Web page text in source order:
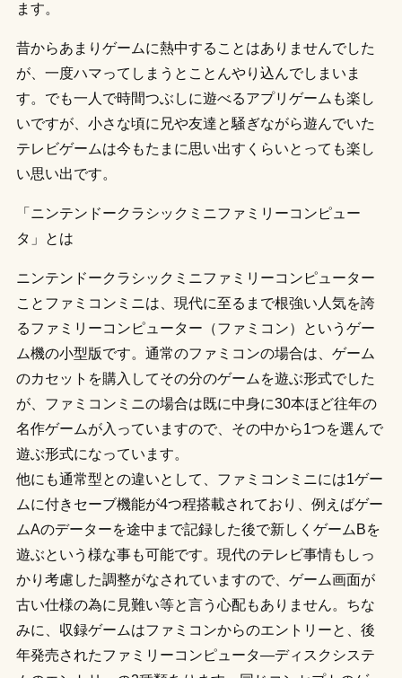
ます。
昔からあまりゲームに熱中することはありませんでした
が、一度ハマってしまうとことんやり込んでしまいま
す。でも一人で時間つぶしに遊べるアプリゲームも楽し
いですが、小さな頃に兄や友達と騒ぎながら遊んでいた
テレビゲームは今もたまに思い出すくらいとっても楽し
い思い出です。
「ニンテンドークラシックミニファミリーコンピュー
タ」とは
ニンテンドークラシックミニファミリーコンピューター
ことファミコンミニは、現代に至るまで根強い人気を誇
るファミリーコンピューター（ファミコン）というゲー
ム機の小型版です。通常のファミコンの場合は、ゲーム
のカセットを購入してその分のゲームを遊ぶ形式でした
が、ファミコンミニの場合は既に中身に30本ほど往年の
名作ゲームが入っていますので、その中から1つを選んで
遊ぶ形式になっています。
他にも通常型との違いとして、ファミコンミニには1ゲー
ムに付きセーブ機能が4つ程搭載されており、例えばゲー
ムAのデーターを途中まで記録した後で新しくゲームBを
遊ぶという様な事も可能です。現代のテレビ事情もしっ
かり考慮した調整がなされていますので、ゲーム画面が
古い仕様の為に見難い等と言う心配もありません。ちな
みに、収録ゲームはファミコンからのエントリーと、後
年発売されたファミリーコンピュータ―ディスクシステ